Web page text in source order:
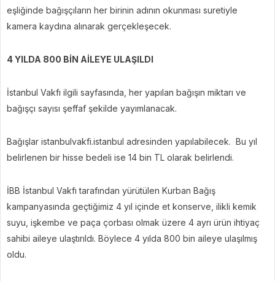
eşliğinde bağışçıların her birinin adının okunması suretiyle
kamera kaydına alınarak gerçekleşecek.
4 YILDA 800 BİN AİLEYE ULAŞILDI
İstanbul Vakfı ilgili sayfasında, her yapılan bağışın miktarı ve
bağışçı sayısı şeffaf şekilde yayımlanacak.
Bağışlar istanbulvakfi.istanbul adresinden yapılabilecek. Bu yıl
belirlenen bir hisse bedeli ise 14 bin TL olarak belirlendi.
İBB İstanbul Vakfı tarafından yürütülen Kurban Bağış
kampanyasında geçtiğimiz 4 yıl içinde et konserve, ilikli kemik
suyu, işkembe ve paça çorbası olmak üzere 4 ayrı ürün ihtiyaç
sahibi aileye ulaştırıldı. Böylece 4 yılda 800 bin aileye ulaşılmış
oldu.